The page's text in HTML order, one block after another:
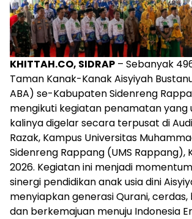
KHITTAH.CO, SIDRAP – Sebanyak
Taman Kanak-Kanak Aisyiyah
ABA) se-Kabupaten Sidenreng
mengikuti kegiatan penamatan
kalinya digelar secara terpusat di
Razak, Kampus Universitas
Sidenreng Rappang (UMS Rappang),
2026. Kegiatan ini menjadi
sinergi pendidikan anak usia dini
menyiapkan generasi Qurani,
dan berkemajuan menuju Indonesia